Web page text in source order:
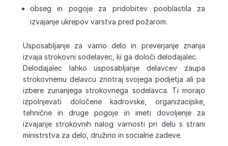
obseg in pogoje za pridobitev pooblastila za
izvajanje ukrepov varstva pred požarom.
Usposabljanje za varno delo in preverjanje znanja
izvaja strokovni sodelavec, ki ga določi delodajalec.
Delodajalec lahko usposabljanje delavcev zaupa
strokovnemu delavcu znotraj svojega podjetja ali pa
izbere zunanjega strokovnega sodelavca. Ti morajo
izpolnjevati določene kadrovske, organizacijske,
tehnične in druge pogoje in imeti dovoljenje za
izvajanje strokovnih nalog varnosti pri delu s strani
ministrstva za delo, družino in socialne zadeve.